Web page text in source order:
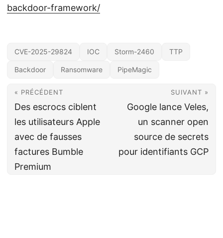
backdoor-framework/
CVE-2025-29824 IOC Storm-2460 TTP
Backdoor Ransomware PipeMagic
« PRÉCÉDENT
Des escrocs ciblent
les utilisateurs Apple
avec de fausses
factures Bumble
Premium
SUIVANT »
Google lance Veles,
un scanner open
source de secrets
pour identifiants GCP